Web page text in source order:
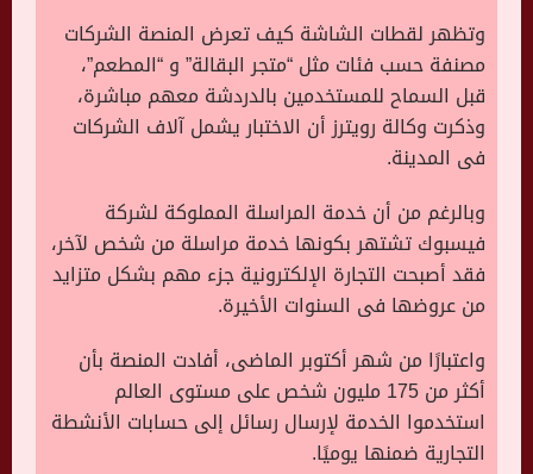
وتظهر لقطات الشاشة كيف تعرض المنصة الشركات
مصنفة حسب فئات مثل “متجر البقالة” و “المطعم”،
قبل السماح للمستخدمين بالدردشة معهم مباشرة،
وذكرت وكالة رويترز أن الاختبار يشمل آلاف الشركات
فى المدينة.
وبالرغم من أن خدمة المراسلة المملوكة لشركة
فيسبوك تشتهر بكونها خدمة مراسلة من شخص لآخر،
فقد أصبحت التجارة الإلكترونية جزء مهم بشكل متزايد
من عروضها فى السنوات الأخيرة.
واعتبارًا من شهر أكتوبر الماضى، أفادت المنصة بأن
أكثر من 175 مليون شخص على مستوى العالم
استخدموا الخدمة لإرسال رسائل إلى حسابات الأنشطة
التجارية ضمنها يوميًا.